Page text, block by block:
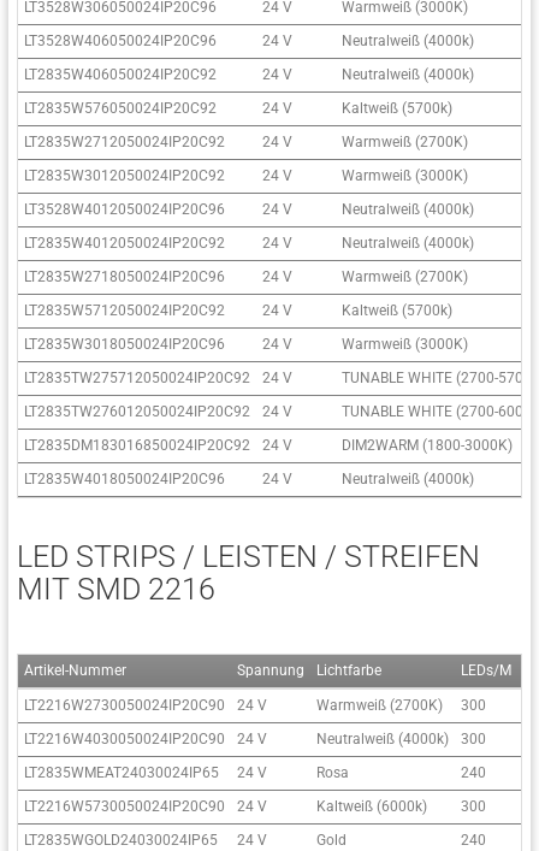
LT3528W306050024IP20C96
24 V
Warmweiß (3000K)
LT3528W406050024IP20C96
24 V
Neutralweiß (4000k)
LT2835W406050024IP20C92
24 V
Neutralweiß (4000k)
LT2835W576050024IP20C92
24 V
Kaltweiß (5700k)
LT2835W2712050024IP20C92
24 V
Warmweiß (2700K)
LT2835W3012050024IP20C92
24 V
Warmweiß (3000K)
LT3528W4012050024IP20C96
24 V
Neutralweiß (4000k)
LT2835W4012050024IP20C92
24 V
Neutralweiß (4000k)
LT2835W2718050024IP20C96
24 V
Warmweiß (2700K)
LT2835W5712050024IP20C92
24 V
Kaltweiß (5700k)
LT2835W3018050024IP20C96
24 V
Warmweiß (3000K)
LT2835TW275712050024IP20C92
24 V
TUNABLE WHITE (2700-
LT2835TW276012050024IP20C92
24 V
TUNABLE WHITE (2700-
LT2835DM183016850024IP20C92
24 V
DIM2WARM (1800-3000K)
LT2835W4018050024IP20C96
24 V Neutralweiß (4000k)
LED STRIPS / LEISTEN / STREIFEN
MIT SMD 2216
Artikel-Nummer Spannung Lichtfarbe LEDs/M
LT2216W2730050024IP20C90 24 V Warmweiß (2700K) 300
LT2216W4030050024IP20C90
24 V Neutralweiß (4000k) 300
LT2835WMEAT24030024IP65
24 V Rosa 240
LT2216W5730050024IP20C90
24 V Kaltweiß (6000k) 300
LT2835WGOLD24030024IP65
24 V Gold 240